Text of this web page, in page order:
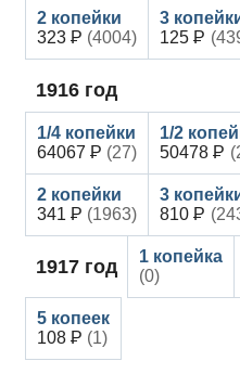
323 (4004) 125
1916 год
64067 (27) 50478
341 (1963) 810
1917 год (0)
108 (1)